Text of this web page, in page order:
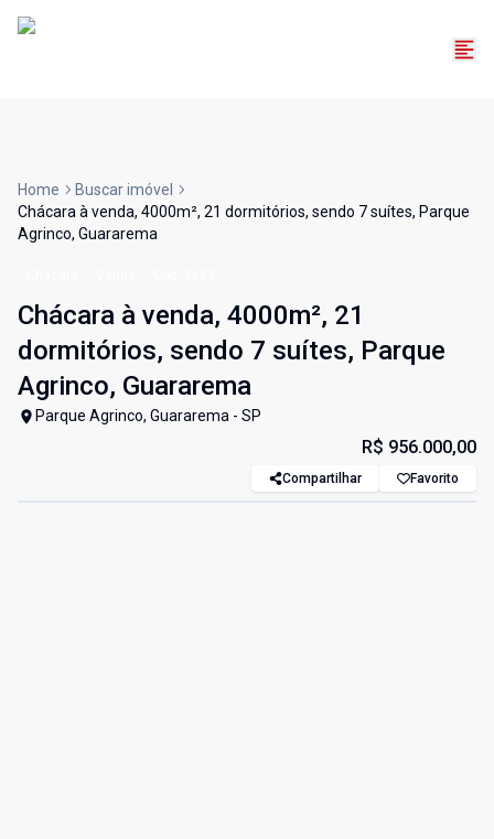
Home
Buscar imóvel
Chácara à venda, 4000m², 21 dormitórios, sendo 7 suítes, Parque
Agrinco, Guararema
Chácara à venda, 4000m², 21
dormitórios, sendo 7 suítes, Parque
Agrinco, Guararema
Parque Agrinco, Guararema - SP
R$ 956.000,00
Compartilhar Favorito